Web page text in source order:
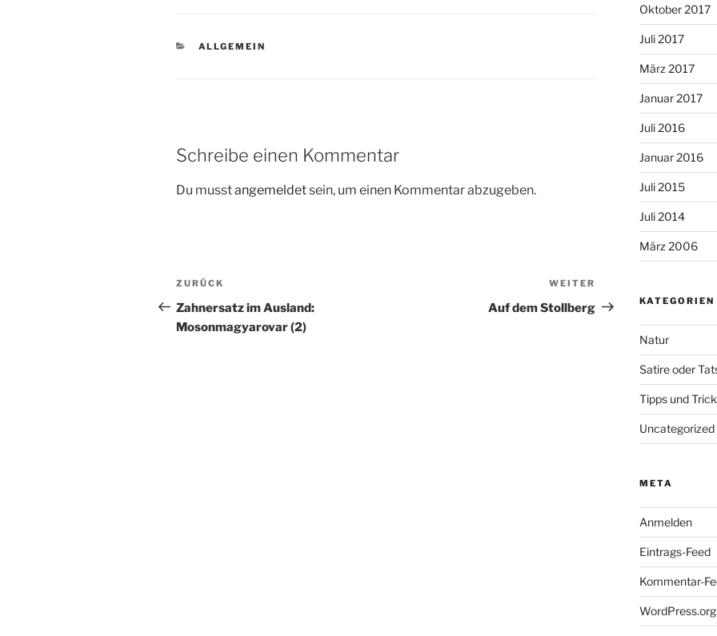
KATEGORIEN
ALLGEMEIN
Schreibe einen Kommentar
Du musstangemeldetsein, um einen Kommentar abzugeben.
Beitragsnavigation
Vorheriger
Beitrag
ZURÜCK
Zahnersatz im Ausland:
Mosonmagyarovar (2)
Beitrag
WEITER
Auf dem Stollberg
Oktober 2017
Juli 2017
März 2017
Januar 2017
Juli 2016
Januar 2016
Juli 2015
Juli 2014
März 2006
KATEGORIEN
Natur
Satire oder
Tipps und
Uncategorized
META
Anmelden
Eintrags-Feed
Kommentar-
WordPress.org